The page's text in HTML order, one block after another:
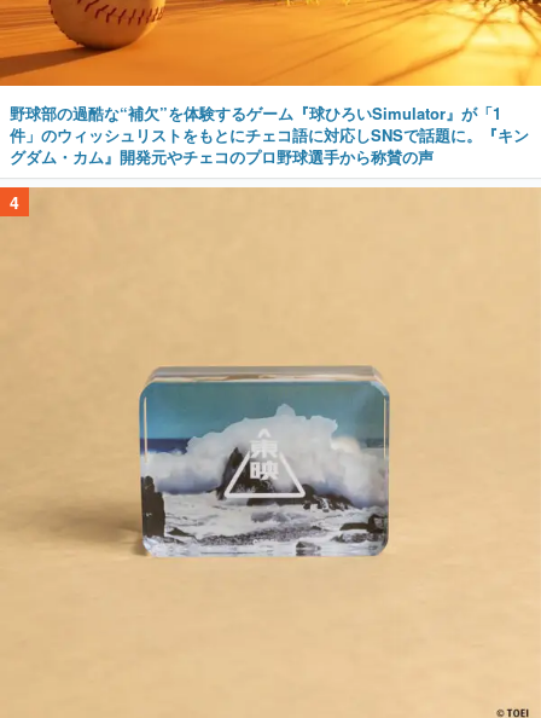
野球部の過酷な“補欠”を体験するゲーム『球ひろいSimulator』が「1
件」のウィッシュリストをもとにチェコ語に対応しSNSで話題に。『キン
グダム・カム』開発元やチェコのプロ野球選手から称賛の声
4